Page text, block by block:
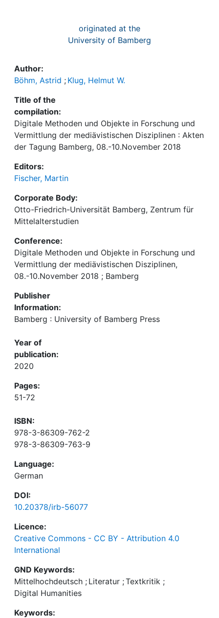
originated at the
University of Bamberg
Author:
Böhm, Astrid ; Klug, Helmut W.
Title of the
compilation:
Digitale Methoden und Objekte in Forschung und
Vermittlung der mediävistischen Disziplinen : Akten
der Tagung Bamberg, 08.-10.November 2018
Editors:
Fischer, Martin
Corporate Body:
Otto-Friedrich-Universität Bamberg, Zentrum für
Mittelalterstudien
Conference:
Digitale Methoden und Objekte in Forschung und
Vermittlung der mediävistischen Disziplinen,
08.-10.November 2018 ; Bamberg
Publisher
Information:
Bamberg : University of Bamberg Press
Year of
publication:
2020
Pages:
51-72
ISBN:
978-3-86309-762-2
978-3-86309-763-9
Language:
German
DOI:
10.20378/irb-56077
Licence:
Creative Commons - CC BY - Attribution 4.0
International
GND Keywords:
Mittelhochdeutsch ; Literatur ;Textkritik ;
Digital Humanities
Keywords: